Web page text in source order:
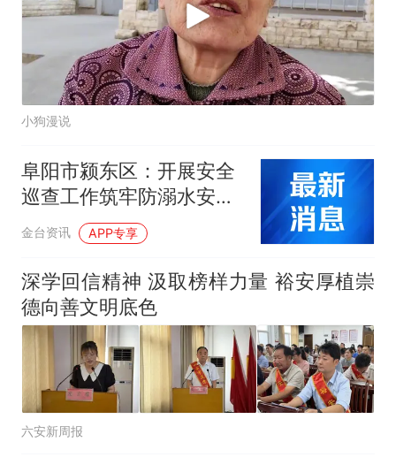
小狗漫说
阜阳市颍东区：开展安全
巡查工作筑牢防溺水安全
屏障
金台资讯 APP专享
深学回信精神 汲取榜样力量 裕安厚植崇
德向善文明底色
六安新周报